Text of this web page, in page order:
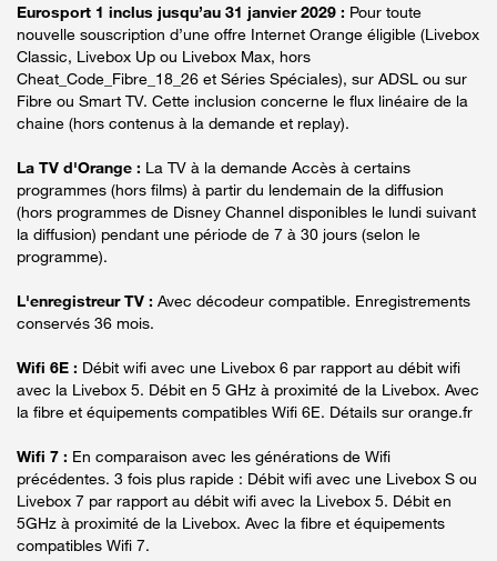
Eurosport 1 inclus jusqu’au 31 janvier 2029 : Pour toute
nouvelle souscription d’une offre Internet Orange éligible (Livebox
Classic, Livebox Up ou Livebox Max, hors
Cheat_Code_Fibre_18_26 et Séries Spéciales), sur ADSL ou sur
Fibre ou Smart TV. Cette inclusion concerne le flux linéaire de la
chaine (hors contenus à la demande et replay).
La TV d'Orange : La TV à la demande Accès à certains
programmes (hors films) à partir du lendemain de la diffusion
(hors programmes de Disney Channel disponibles le lundi suivant
la diffusion) pendant une période de 7 à 30 jours (selon le
programme).
L'enregistreur TV : Avec décodeur compatible. Enregistrements
conservés 36 mois.
Wifi 6E : Débit wifi avec une Livebox 6 par rapport au débit wifi
avec la Livebox 5. Débit en 5 GHz à proximité de la Livebox. Avec
la fibre et équipements compatibles Wifi 6E. Détails sur orange.fr
Wifi 7 : En comparaison avec les générations de Wifi
précédentes. 3 fois plus rapide : Débit wifi avec une Livebox S ou
Livebox 7 par rapport au débit wifi avec la Livebox 5. Débit en
5GHz à proximité de la Livebox. Avec la fibre et équipements
compatibles Wifi 7.